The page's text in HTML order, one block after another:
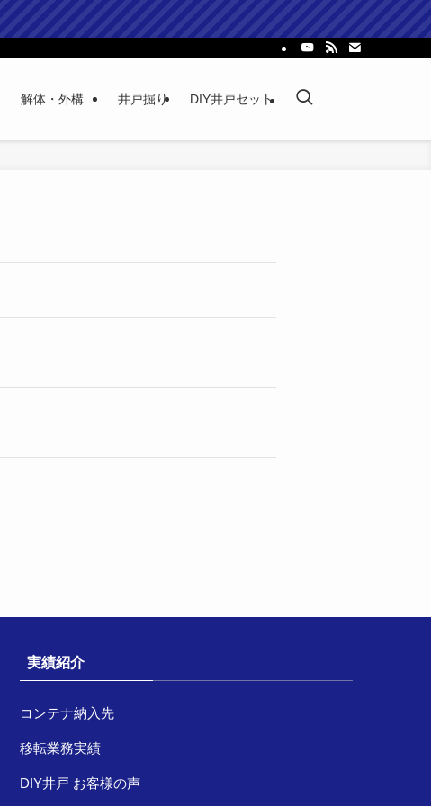
解体・外構 井戸掘り DIY井戸セット
実績紹介
コンテナ納入先
移転業務実績
DIY井戸 お客様の声